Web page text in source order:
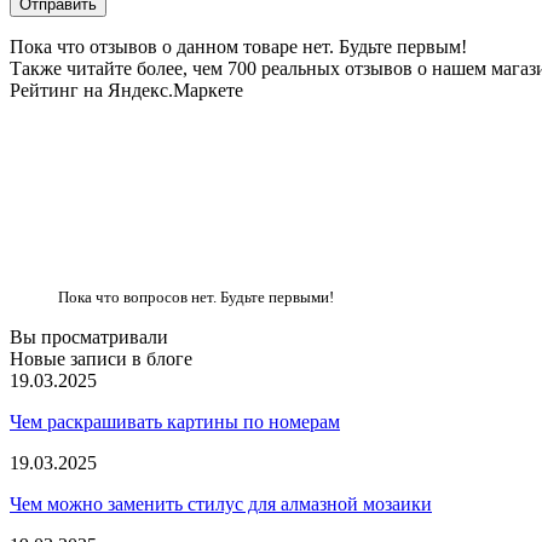
Пока что отзывов о данном товаре нет. Будьте первым!
Также читайте более, чем 700 реальных отзывов о нашем
Рейтинг на Яндекс.Маркете
Пока что вопросов нет. Будьте первыми!
Вы просматривали
Новые записи в блоге
19.03.2025
Чем раскрашивать картины по номерам
19.03.2025
Чем можно заменить стилус для алмазной мозаики